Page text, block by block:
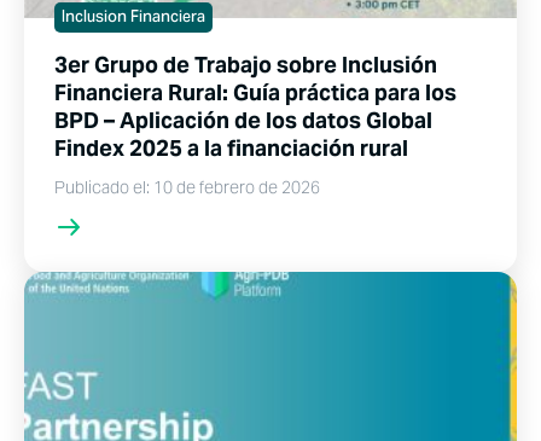
Inclusion Financiera
3er Grupo de Trabajo sobre Inclusión
Financiera Rural: Guía práctica para los
BPD – Aplicación de los datos Global
Findex 2025 a la financiación rural
Publicado el: 10 de febrero de 2026